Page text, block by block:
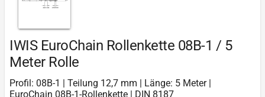
IWIS EuroChain Rollenkette 08B-1 / 5
Meter Rolle
Profil: 08B-1 | Teilung 12,7 mm | Länge: 5 Meter |
EuroChain 08B-1-Rollenkette | DIN 8187